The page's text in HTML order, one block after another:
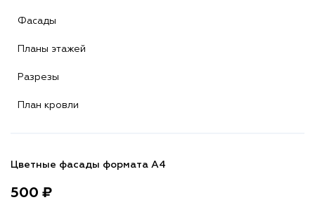
Фасады
Планы этажей
Разрезы
План кровли
Цветные фасады формата А4
500 ₽